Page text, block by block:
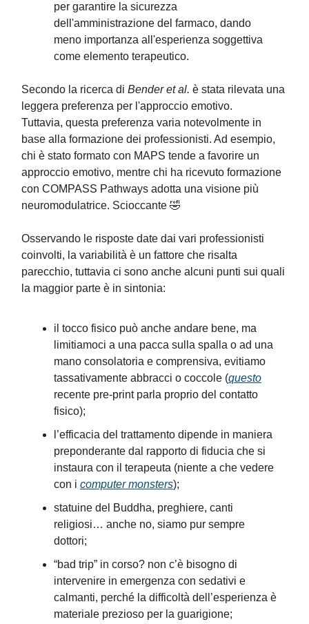
per garantire la sicurezza
dell'amministrazione del farmaco, dando
meno importanza all'esperienza soggettiva
come elemento terapeutico.
Secondo la ricerca di Bender et al. è stata rilevata una
leggera preferenza per l'approccio emotivo.
Tuttavia, questa preferenza varia notevolmente in
base alla formazione dei professionisti. Ad esempio,
chi è stato formato con MAPS tende a favorire un
approccio emotivo, mentre chi ha ricevuto formazione
con COMPASS Pathways adotta una visione più
neuromodulatrice. Scioccante 🤣
Osservando le risposte date dai vari professionisti
coinvolti, la variabilità è un fattore che risalta
parecchio, tuttavia ci sono anche alcuni punti sui quali
la maggior parte è in sintonia:
il tocco fisico può anche andare bene, ma
limitiamoci a una pacca sulla spalla o ad una
mano consolatoria e comprensiva, evitiamo
tassativamente abbracci o coccole (questo
recente pre-print parla proprio del contatto
fisico);
l’efficacia del trattamento dipende in maniera
preponderante dal rapporto di fiducia che si
instaura con il terapeuta (niente a che vedere
con i computer monsters);
statuine del Buddha, preghiere, canti
religiosi… anche no, siamo pur sempre
dottori;
“bad trip” in corso? non c’è bisogno di
intervenire in emergenza con sedativi e
calmanti, perché la difficoltà dell’esperienza è
materiale prezioso per la guarigione;